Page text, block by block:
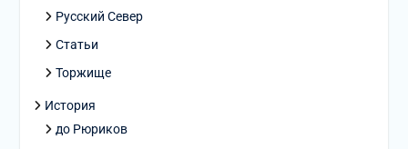
Русский Север
Статьи
Торжище
История
до Рюриков